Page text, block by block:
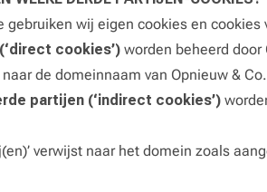
gebruiken wij eigen cookies en cookies
cookies’) worden beheerd
de domeinnaam van Opnieuw & Co.
partijen (‘indirect cookies’)
verwijst naar het domein zoals